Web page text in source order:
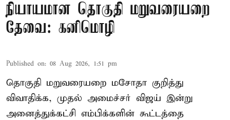
நியாயமான தொகுதி மறுவரையறை
தேவை: கனிமொழி
Published on: 08 Aug 2026, 1:51 pm
தொகுதி மறுவரையறை மசோதா குறித்து
விவாதிக்க, முதல் அமைச்சர் விஜய் இன்று
அனைத்துக்கட்சி எம்பிக்களின் கூட்டத்தை